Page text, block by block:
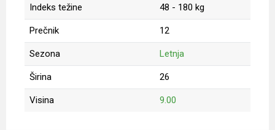
Indeks težine 48 - 180 kg
Prečnik 12
Sezona Letnja
Širina 26
Visina 9.00